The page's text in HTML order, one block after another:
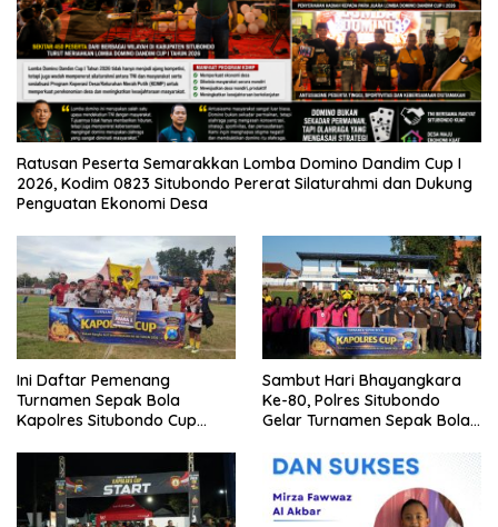
Ratusan Peserta Semarakkan Lomba Domino Dandim Cup I
2026, Kodim 0823 Situbondo Pererat Silaturahmi dan Dukung
Penguatan Ekonomi Desa
Ini Daftar Pemenang
Turnamen Sepak Bola
Kapolres Situbondo Cup
10 Tahun
Sambut Hari Bhayangkara
Ke-80, Polres Situbondo
Gelar Turnamen Sepak Bola